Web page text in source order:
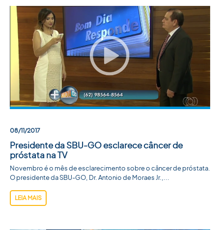
08/11/2017
Presidente da SBU-GO esclarece câncer de
próstata na TV
Novembro é o mês de esclarecimento sobre o câncer de próstata.
O presidente da SBU-GO, Dr. Antonio de Moraes Jr.,...
LEIA MAIS